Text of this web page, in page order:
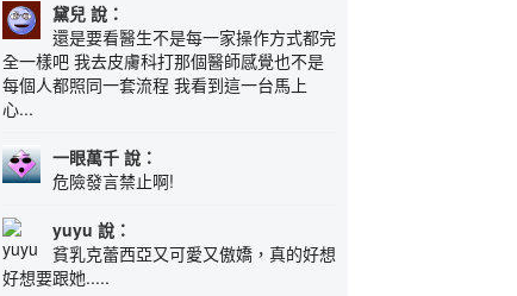
黛兒 說：
還是要看醫生不是每一家操作方式都完
全一樣吧 我去皮膚科打那個醫師感覺也不是
每個人都照同一套流程 我看到這一台馬上
心...
一眼萬千 說：
危險發言禁止啊!
yuyu 說：
貧乳克蕾西亞又可愛又傲嬌，真的好想
好想要跟她.....